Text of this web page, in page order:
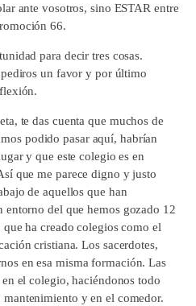
ante vosotros, sino ESTAR entre
66.
para decir tres cosas.
un favor y por último
te das cuenta que muchos de
podido pasar aquí, habrían
y que este colegio es en
que me parece digno y justo
de aquellos que han
del que hemos gozado 12
ha creado colegios como el
cristiana. Los sacerdotes,
en esa misma formación. Las
el colegio, haciéndonos todo
y en el comedor.